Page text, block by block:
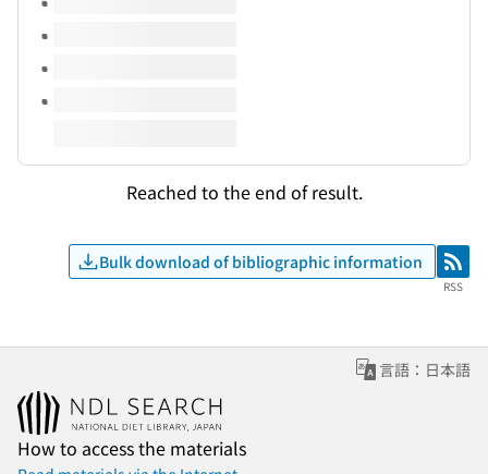
Reached to the end of result.
Bulk download of bibliographic information RSS
RSS
言語：日本語
How to access the materials